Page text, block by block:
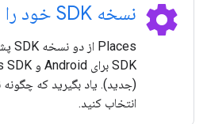
settings نسخه SDK خود را انتخاب کنید
(جدید). یاد بگیرید که
انتخاب کنید.